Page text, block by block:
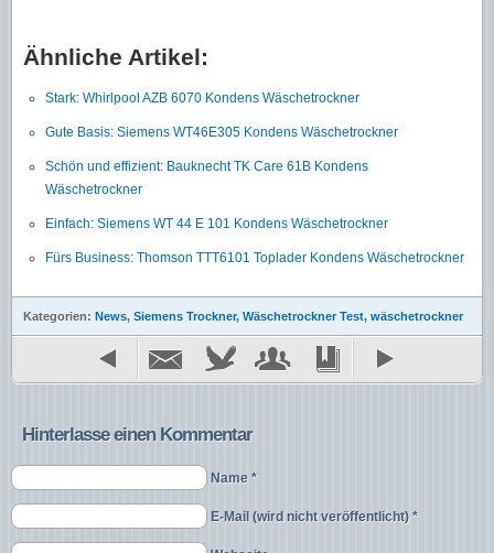
Ähnliche Artikel:
Stark: Whirlpool AZB 6070 Kondens Wäschetrockner
Gute Basis: Siemens WT46E305 Kondens Wäschetrockner
Schön und effizient: Bauknecht TK Care 61B Kondens
Wäschetrockner
Einfach: Siemens WT 44 E 101 Kondens Wäschetrockner
Fürs Business: Thomson TTT6101 Toplader Kondens Wäschetrockner
Kategorien: News, Siemens Trockner, Wäschetrockner Test, wäschetrockner
Hinterlasse einen Kommentar
Name *
E-Mail (wird nicht veröffentlicht) *